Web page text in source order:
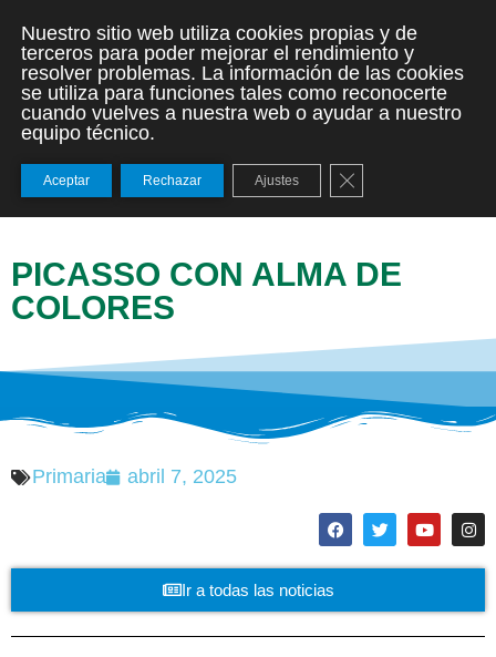
PICASSO CON ALMA DE
COLORES
Primaria abril 7, 2025
Ir a todas las noticias
Nuestro sitio web utiliza cookies propias y de
terceros para poder mejorar el rendimiento y
resolver problemas. La información de las cookies
se utiliza para funciones tales como reconocerte
cuando vuelves a nuestra web o ayudar a nuestro
equipo técnico.
Aceptar Rechazar Ajustes Cerrar el banner de